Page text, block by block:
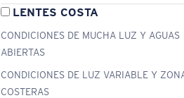
LENTES COSTA
CONDICIONES DE MUCHA LUZ Y AGUAS
ABIERTAS
CONDICIONES DE LUZ VARIABLE Y
COSTERAS